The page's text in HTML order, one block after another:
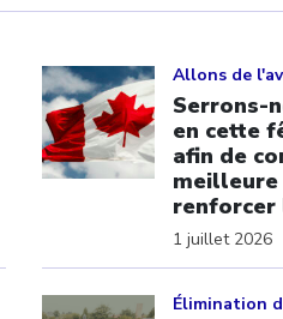
Allons de
Serrons-
en cette
afin de
renforcer
1 juillet 2026
Élimination